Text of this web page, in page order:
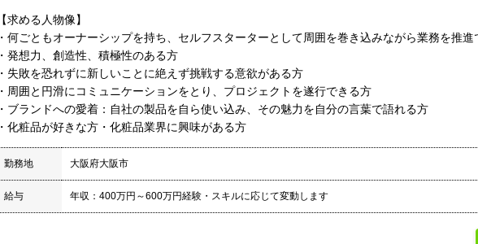
【求める人物像】
・何ごともオーナーシップを持ち、セルフスターターとして周囲を巻き込みながら業務を推進
・発想力、創造性、積極性のある方
・失敗を恐れずに新しいことに絶えず挑戦する意欲がある方
・周囲と円滑にコミュニケーションをとり、プロジェクトを遂行できる方
・ブランドへの愛着：自社の製品を自ら使い込み、その魅力を自分の言葉で語れる方
・化粧品が好きな方・化粧品業界に興味がある方
勤務地 大阪府大阪市
給与 年収：400万円～600万円経験・スキルに応じて変動します